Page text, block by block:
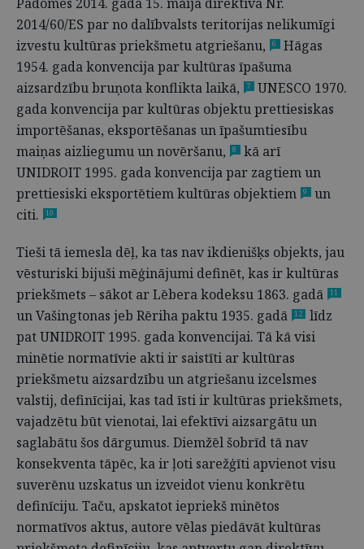
2014/60/ES par no dalībvalsts teritorijas nelikumīgi
izvestu kultūras priekšmetu atgriešanu,
6
Hāgas
1954. gada konvencija par kultūras īpašuma
aizsardzību bruņota konflikta laikā,
7
UNESCO 1970.
gada konvencija par kultūras objektu prettiesiskas
importēšanas, eksportēšanas un īpašumtiesību
maiņas aizliegumu un novēršanu,
8
kā arī
UNIDROIT 1995. gada konvencija par zagtiem un
prettiesiski eksportētiem kultūras objektiem
9
un
citi.
10
Tieši tā iemesla dēļ, ka tas nav ikdienišķs objekts, jau
vēsturiski bijuši mēģinājumi definēt, kas ir kultūras
priekšmets – sākot ar Lēbera kodeksu 1863. gadā
11
un Vašingtonas jeb Rēriha paktu 1935. gadā 12
līdz
pat UNIDROIT 1995. gada konvencijai. Tā kā visi
minētie normatīvie akti ir saistīti ar kultūras
priekšmetu aizsardzību un atgriešanu izcelsmes
valstij, definīcijai, kas tad īsti ir kultūras priekšmets,
vajadzētu būt vienotai, lai efektīvi aizsargātu un
saglabātu šos dārgumus. Diemžēl šobrīd tā nav
konsekventa tāpēc, ka ir ļoti sarežģīti apvienot visu
suverēnu uzskatus un izveidot vienu konkrētu
definīciju. Taču, apskatot iepriekš minētos
normatīvos aktus, autore vēlas piedāvāt kultūras